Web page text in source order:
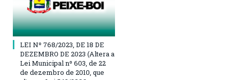
LEI Nº 768/2023, DE 18 DE
DEZEMBRO DE 2023 (Altera a
Lei Municipal nº 603, de 22
de dezembro de 2010, que